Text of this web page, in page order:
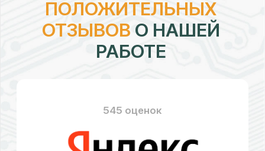
328 оценок
4,58